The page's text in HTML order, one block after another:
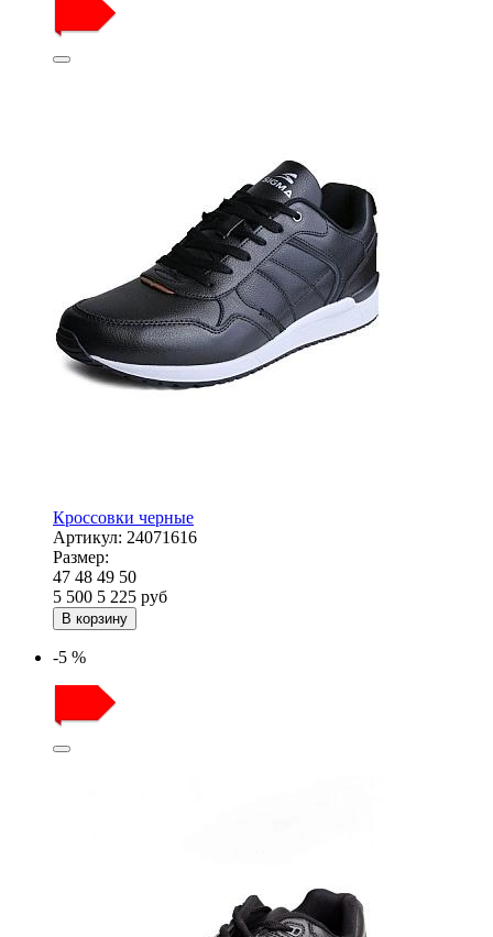
Кроссовки черные
Артикул: 24071616
Размер:
47 48 49 50
5 500 5 225 руб
В корзину
-5 %